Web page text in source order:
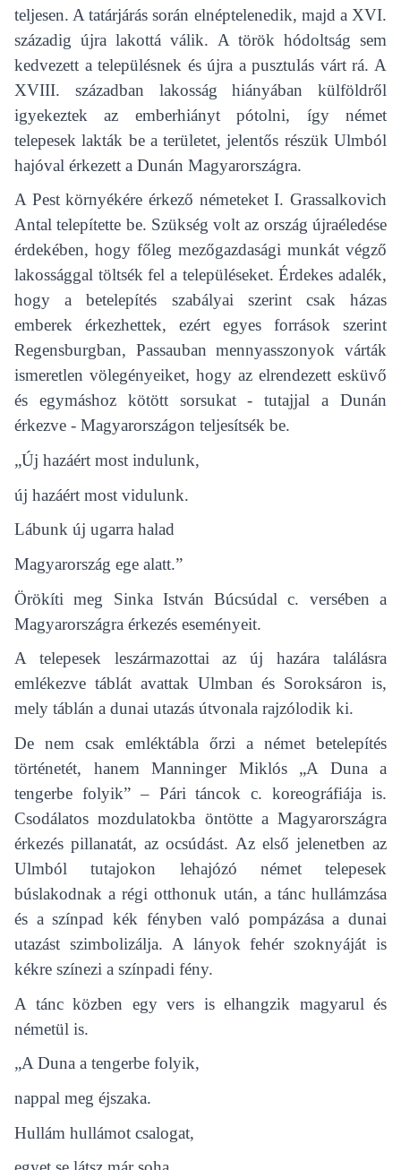
teljesen. A tatárjárás során elnéptelenedik, majd a XVI.
századig újra lakottá válik. A török hódoltság sem
kedvezett a településnek és újra a pusztulás várt rá. A
XVIII. században lakosság hiányában külföldről
igyekeztek az emberhiányt pótolni, így német
telepesek lakták be a területet, jelentős részük Ulmból
hajóval érkezett a Dunán Magyarországra.
A Pest környékére érkező németeket I. Grassalkovich
Antal telepítette be. Szükség volt az ország újraéledése
érdekében, hogy főleg mezőgazdasági munkát végző
lakossággal töltsék fel a településeket. Érdekes adalék,
hogy a betelepítés szabályai szerint csak házas
emberek érkezhettek, ezért egyes források szerint
Regensburgban, Passauban mennyasszonyok várták
ismeretlen völegényeiket, hogy az elrendezett esküvő
és egymáshoz kötött sorsukat - tutajjal a Dunán
érkezve - Magyarországon teljesítsék be.
„Új hazáért most indulunk,
új hazáért most vidulunk.
Lábunk új ugarra halad
Magyarország ege alatt.”
Örökíti meg Sinka István Búcsúdal c. versében a
Magyarországra érkezés eseményeit.
A telepesek leszármazottai az új hazára találásra
emlékezve táblát avattak Ulmban és Soroksáron is,
mely táblán a dunai utazás útvonala rajzólodik ki.
De nem csak emléktábla őrzi a német betelepítés
történetét, hanem Manninger Miklós „A Duna a
tengerbe folyik” – Pári táncok c. koreográfiája is.
Csodálatos mozdulatokba öntötte a Magyarországra
érkezés pillanatát, az ocsúdást. Az első jelenetben az
Ulmból tutajokon lehajózó német telepesek
búslakodnak a régi otthonuk után, a tánc hullámzása
és a színpad kék fényben való pompázása a dunai
utazást szimbolizálja. A lányok fehér szoknyáját is
kékre színezi a színpadi fény.
A tánc közben egy vers is elhangzik magyarul és
németül is.
„A Duna a tengerbe folyik,
nappal meg éjszaka.
Hullám hullámot csalogat,